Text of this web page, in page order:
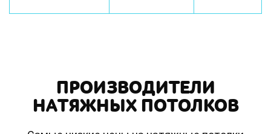
ПРОИЗВОДИТЕЛИ
НАТЯЖНЫХ ПОТОЛКОВ